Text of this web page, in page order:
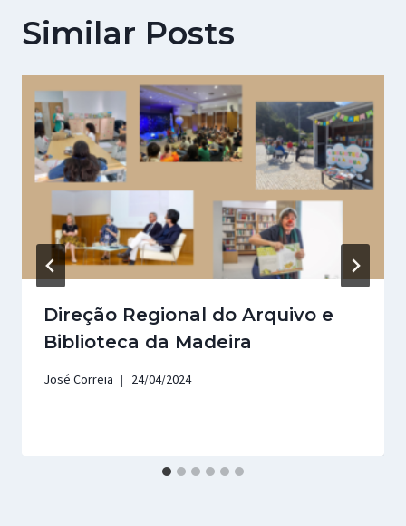
Similar Posts
Direção Regional do Arquivo e
Biblioteca da Madeira
José Correia 24/04/2024